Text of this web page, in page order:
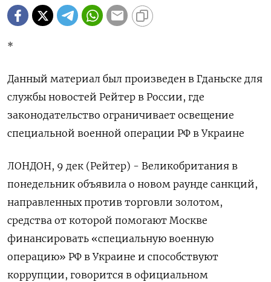
*
Данный материал был произведен в Гданьске для
службы новостей Рейтер в России, где
законодательство ограничивает освещение
специальной военной операции РФ в Украине
ЛОНДОН, 9 дек (Рейтер) - Великобритания в
понедельник объявила о новом раунде санкций,
направленных против торговли золотом,
средства от которой помогают Москве
финансировать «специальную военную
операцию» РФ в Украине и способствуют
коррупции, говорится в официальном